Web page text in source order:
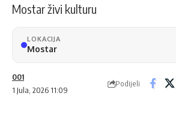
Mostar živi kulturu
LOKACIJA
Mostar
1 Jula, 2026 11:09
001
Podijeli